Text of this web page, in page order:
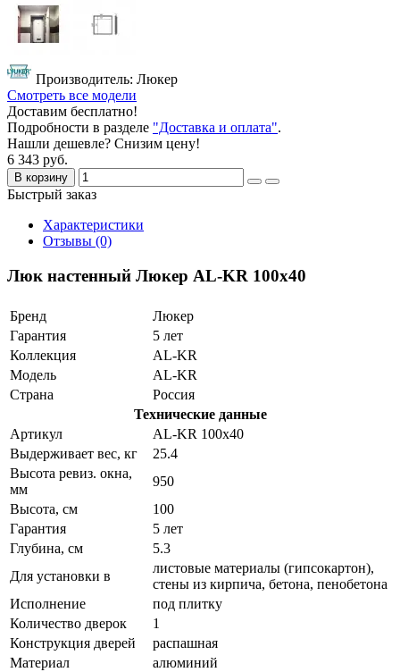
Производитель: Люкер
Смотреть все модели
Доставим бесплатно!
Подробности в разделе "Доставка и оплата".
Нашли дешевле? Снизим цену!
6 343 руб.
В корзину
Быстрый заказ
Характеристики
Отзывы (0)
Люк настенный Люкер AL-KR 100x40
Бренд
Люкер
Гарантия
5 лет
Коллекция
AL-KR
Модель
AL-KR
Страна
Россия
Технические данные
Артикул
AL-KR 100x40
Выдерживает вес, кг
25.4
Высота ревиз. окна,
мм
950
Высота, см
100
Гарантия
5 лет
Глубина, см
5.3
Для установки в
листовые материалы (гипсокартон),
стены из кирпича, бетона, пенобетона
Исполнение
под плитку
Количество дверок
1
Конструкция дверей
распашная
Материал
алюминий